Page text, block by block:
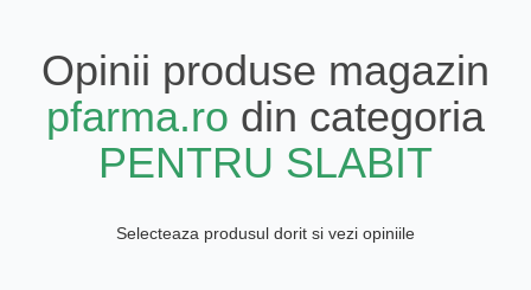
Opinii produse magazin
pfarma.ro din categoria
PENTRU SLABIT
Selecteaza produsul dorit si vezi opiniile